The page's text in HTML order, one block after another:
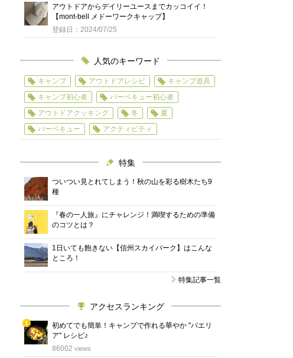
アウトドアからデイリーユースまでカッコイイ！
【mont-bell メドーワークキャップ】
登録日：2024/07/25
人気のキーワード
キャンプ アウトドアレシピ
キャンプ道具
キャンプ初心者
バーベキュー初心者
アウトドアクッキング
冬
夏
バーベキュー
アクティビティ
特集
ついつい見とれてしまう！秋の山を彩る樹木たち9
種
『春の一人旅』にチャレンジ！満喫するための準備
のコツとは？
1日いても飽きない【信州スカイパーク】はこんな
ところ！
特集記事一覧
アクセスランキング
1
位
初めてでも簡単！キャンプで作れる華やか "パエリ
ア" レシピ♪
86002 views